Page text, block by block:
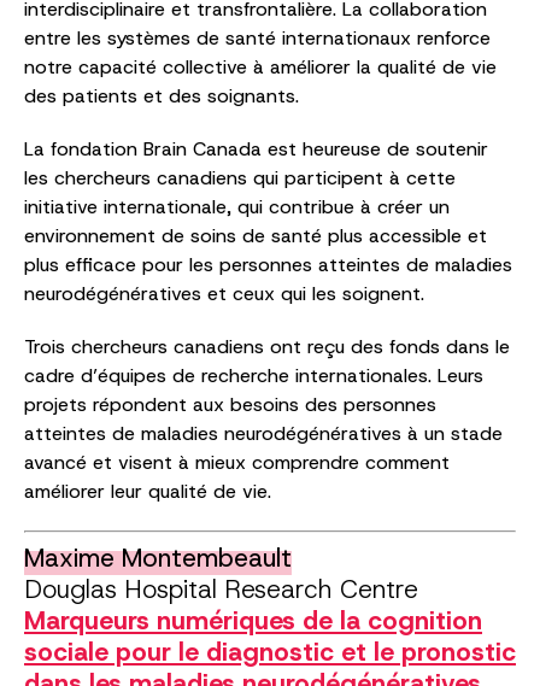
interdisciplinaire et transfrontalière. La collaboration
entre les systèmes de santé internationaux renforce
notre capacité collective à améliorer la qualité de vie
des patients et des soignants.
La fondation Brain Canada est heureuse de soutenir
les chercheurs canadiens qui participent à cette
initiative internationale, qui contribue à créer un
environnement de soins de santé plus accessible et
plus efficace pour les personnes atteintes de maladies
neurodégénératives et ceux qui les soignent.
Trois chercheurs canadiens ont reçu des fonds dans le
cadre d’équipes de recherche internationales. Leurs
projets répondent aux besoins des personnes
atteintes de maladies neurodégénératives à un stade
avancé et visent à mieux comprendre comment
améliorer leur qualité de vie.
Maxime Montembeault
Douglas Hospital Research Centre
Marqueurs numériques de la cognition
sociale pour le diagnostic et le pronostic